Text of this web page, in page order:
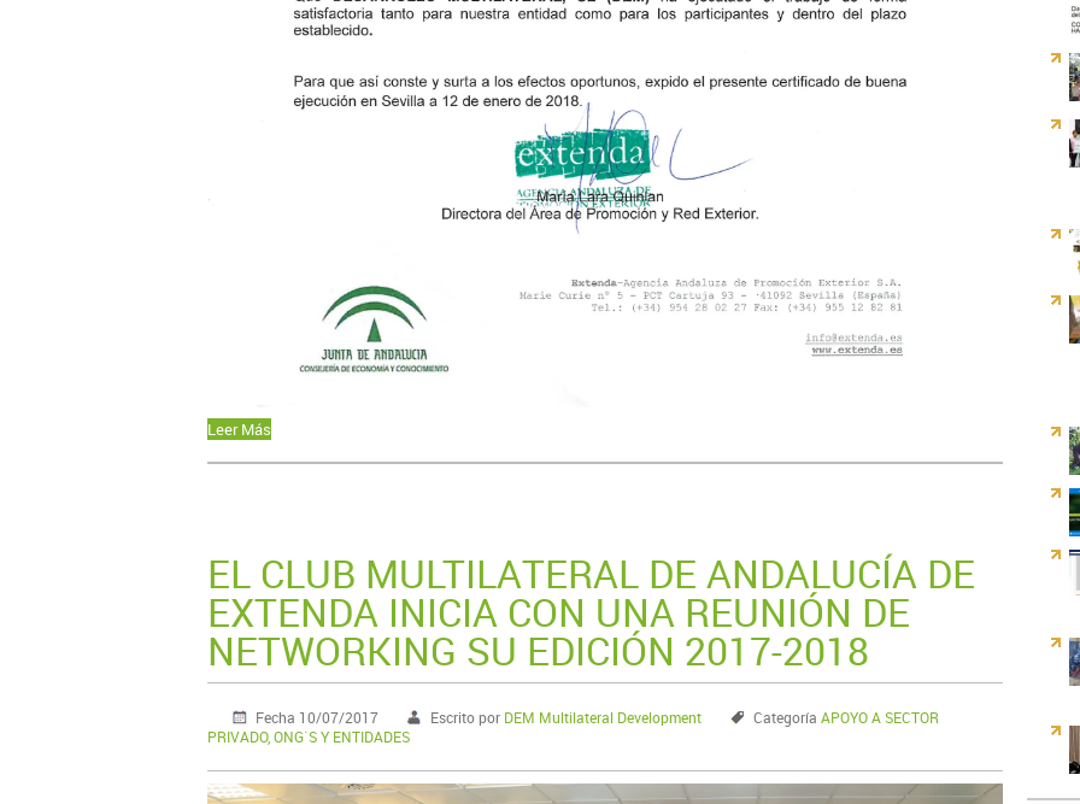
Leer Más
EL CLUB MULTILATERAL DE ANDALUCÍA DE
EXTENDA INICIA CON UNA REUNIÓN DE
NETWORKING SU EDICIÓN 2017-2018
Fecha 10/07/2017 Escrito por DEM Multilateral Development Categoría APOYO A SECTOR
PRIVADO, ONG´S Y ENTIDADES